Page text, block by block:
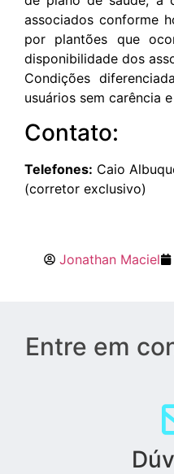
associados conforme
por plantões que
disponibilidade dos
Condições
usuários sem carência
Contato:
Telefones: Caio
(corretor exclusivo)
Jonathan Maciel
Entre em